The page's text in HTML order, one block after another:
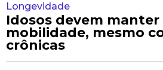
Longevidade
Idosos devem
mobilidade, mesmo
crônicas